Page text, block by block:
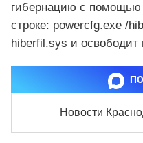
гибернацию с
строке: powercfg.exe /
hiberfil.sys и освободит
Новости